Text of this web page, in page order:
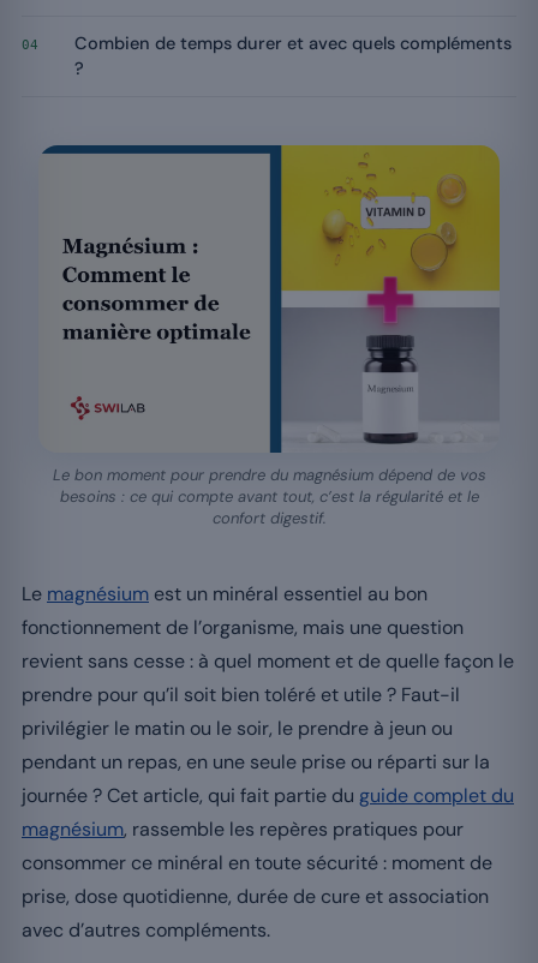
04
Combien de temps durer et avec quels compléments
?
Le bon moment pour prendre du magnésium dépend de vos
besoins : ce qui compte avant tout, c’est la régularité et le
confort digestif.
Le magnésium est un minéral essentiel au bon
fonctionnement de l’organisme, mais une question
revient sans cesse : à quel moment et de quelle façon le
prendre pour qu’il soit bien toléré et utile ? Faut-il
privilégier le matin ou le soir, le prendre à jeun ou
pendant un repas, en une seule prise ou réparti sur la
journée ? Cet article, qui fait partie du guide complet du
magnésium, rassemble les repères pratiques pour
consommer ce minéral en toute sécurité : moment de
prise, dose quotidienne, durée de cure et association
avec d’autres compléments.